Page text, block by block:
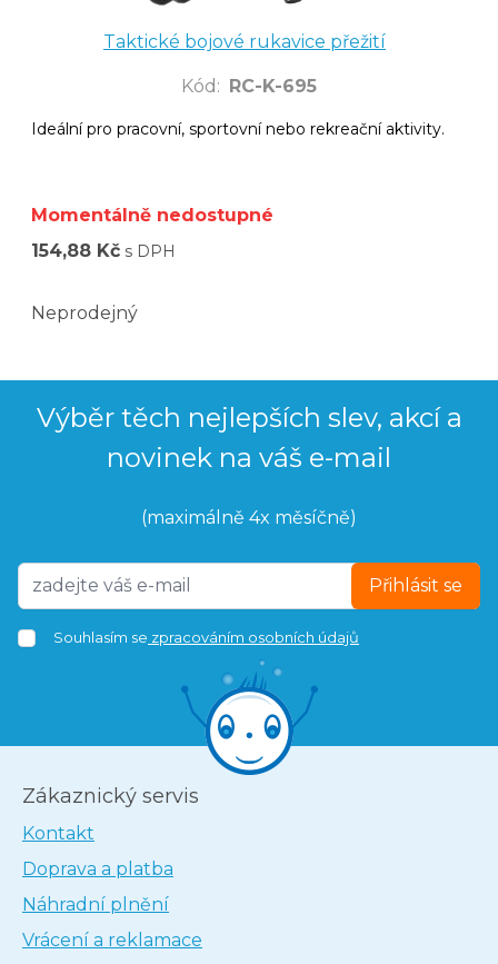
Taktické bojové rukavice přežití
Kód : RC-K-695
Ideální pro pracovní, sportovní nebo rekreační aktivity.
Momentálně nedostupné
154,88 Kč s DPH
Neprodejný
Výběr těch nejlepších slev, akcí a
novinek na váš e-mail
(maximálně 4x měsíčně)
Přihlásit se
Souhlasím se zpracováním osobních údajů
Zákaznický servis
Kontakt
Doprava a platba
Náhradní plnění
Vrácení a reklamace